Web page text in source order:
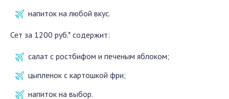
напиток на любой вкус.
Сет за 1200 руб.* содержит:
салат с ростбифом и печеным яблоком;
цыпленок с картошкой фри;
напиток на выбор.